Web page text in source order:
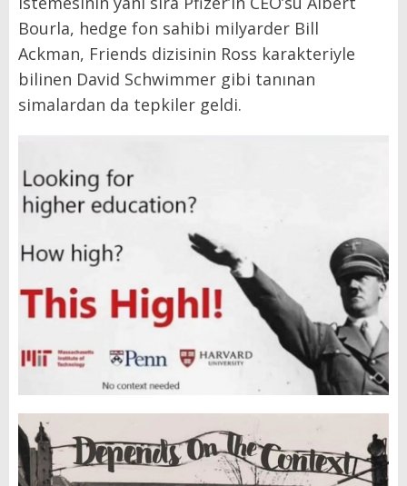
Bourla, hedge fon sahibi milyarder Bill
Ackman, Friends dizisinin Ross karakteriyle
bilinen David Schwimmer gibi tanınan
simalardan da tepkiler geldi.